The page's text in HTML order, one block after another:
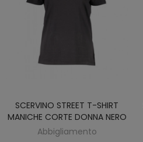
SCERVINO STREET T-SHIRT
MANICHE CORTE DONNA NERO
Abbigliamento